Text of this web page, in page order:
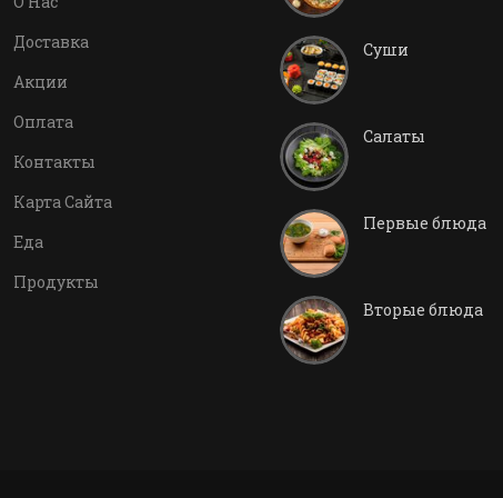
Доставка
Акции
Оплата
Контакты
Карта Сайта
Еда
Продукты
Суши
Салаты
Первые блюда
Вторые блюда